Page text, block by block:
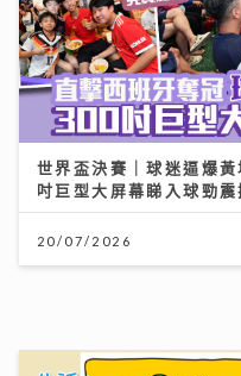
Chill圓夢｜馮允謙首個
撐震撼全場 宣布好消息